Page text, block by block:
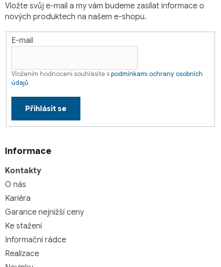
Vložte svůj e-mail a my vám budeme zasílat informace o
nových produktech na našem e-shopu.
E-mail
Vložením hodnocení souhlasíte spodmínkami ochrany osobních
údajů
Přihlásit se
Informace
Kontakty
O nás
Kariéra
Garance nejnižší ceny
Ke stažení
Informační rádce
Realizace